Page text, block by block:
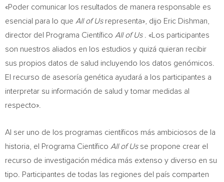
«Poder comunicar los resultados de manera responsable es
esencial para lo que All of Usrepresenta», dijo Eric Dishman
director del Programa Científico All of Us. «Los participantes
son nuestros aliados en los estudios y quizá quieran recibir
sus propios datos de salud incluyendo los datos genómicos.
El recurso de asesoría genética ayudará a los participantes a
interpretar su información de salud y tomar medidas al
respecto».
Al ser uno de los programas científicos más ambiciosos de la
historia, el Programa Científico All of Usse propone crear el
recurso de investigación médica más extenso y diverso en su
tipo. Participantes de todas las regiones del país comparten